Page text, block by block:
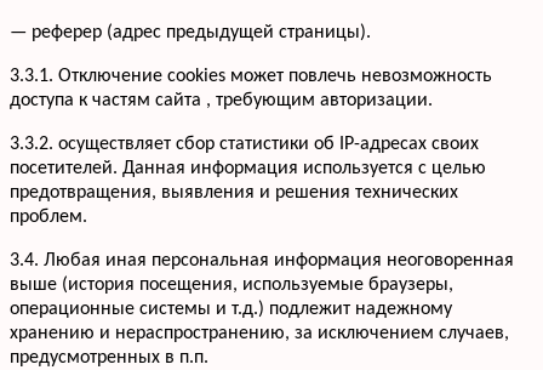
— реферер (адрес предыдущей страницы).
3.3.1. Отключение cookies может повлечь невозможность
доступа к частям сайта , требующим авторизации.
3.3.2. осуществляет сбор статистики об IP-адресах своих
посетителей. Данная информация используется с целью
предотвращения, выявления и решения технических
проблем.
3.4. Любая иная персональная информация неоговоренная
выше (история посещения, используемые браузеры,
операционные системы и т.д.) подлежит надежному
хранению и нераспространению, за исключением случаев,
предусмотренных в п.п.